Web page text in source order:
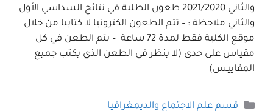
والثاني 2021/2020 طعون الطلبة في نتائج السداسي الأول
والثاني ملاحظة : – تتم الطعون الكترونيا لا كتابيا من خلال
موقع الكلية فقط لمدة 72 ساعة – يتم الطعن في كل
مقياس على حدى (لا ينظر في الطعن الذي يكتب جميع
المقاييس)
التصنيفات
قسم علم الاجتماع والديمغرافيا